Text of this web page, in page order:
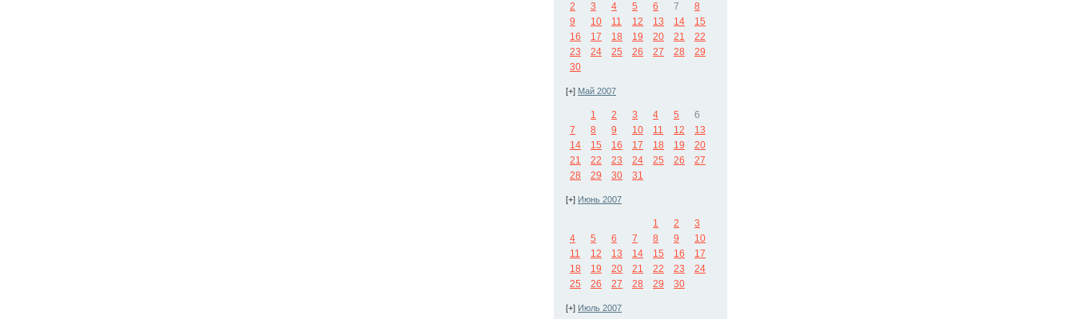
2
3 4 5 6 7
8
9
10 11 12 13 14
15
16
17 18 19 20 21
22
23
24 25 26 27 28
29
30
[+] Май 2007
1 2 3 4 5
6
7
8 9 10 11 12
13
14
15 16 17 18 19
20
21
22 23 24 25 26
27
28
29 30 31
[+] Июнь 2007
1 2
3
4
5 6 7 8 9
10
11
12 13 14 15 16
17
18
19 20 21 22 23
24
25
26 27 28 29 30
[+] Июль 2007